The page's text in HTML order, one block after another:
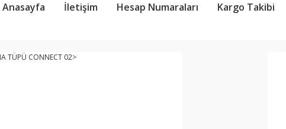
Anasayfa İletişim Hesap Numaraları Kargo Takibi